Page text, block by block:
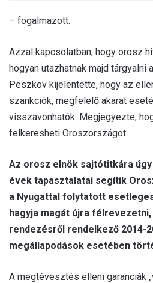
– fogalmazott.
Azzal kapcsolatban, hogy orosz
hogyan utazhatnak majd tárgyalni
Peszkov kijelentette, hogy az
szankciók, megfelelő akarat
visszavonhatók. Megjegyezte,
felkeresheti Oroszországot.
Az orosz elnök sajtótitkára
évek tapasztalatai segítik
a Nyugattal folytatott
hagyja magát újra
rendezésről rendelkező 2014-
megállapodások esetében
A megtévesztés elleni garanciák